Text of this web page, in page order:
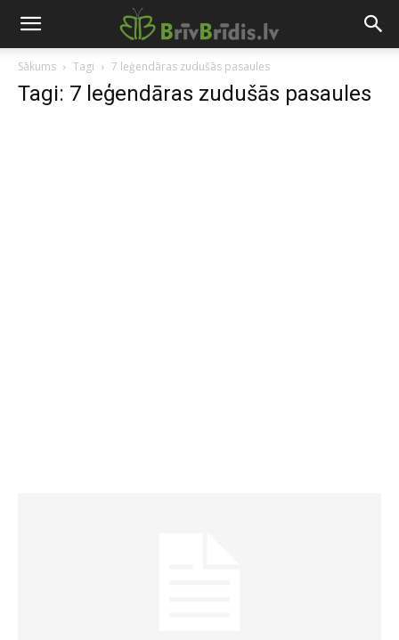
Sākums Tagi 7 leģendāras zudušās pasaules
Tagi: 7 leģendāras zudušās pasaules